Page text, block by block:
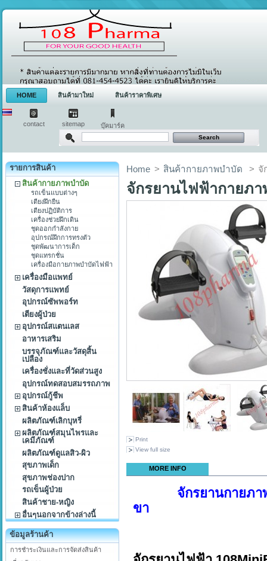
HOME สินค้ามาใหม่ สินค้าราคาพิเศษ
contact sitemap บุ๊คมาร์ค
รายการสินค้า
สินค้ากายภาพบำบัด
รถเข็นแบบต่างๆ
เตียงฝึกยืน
เตียงปฏิบัติการ
เครื่องช่วยฝึกเดิน
ชุดออกกำลังกาย
อุปกรณ์ฝึกการทรงตัว
ชุดพัฒนาการเด็ก
ชุดแทรกชั่น
เครื่องมือกายภาพบำบัดไฟฟ้า
เครื่องมือแพทย์
วัสดุการแพทย์
อุปกรณ์ซัพพอร์ท
เตียงผู้ป่วย
อุปกรณ์สแตนเลส
อาหารเสริม
บรรจุภัณฑ์และวัสดุสิ้น
เปลือง
เครื่องชั่งและที่วัดส่วนสูง
อุปกรณ์ทดสอบสมรรถภาพ
อุปกรณ์กู้ชีพ
สินค้าห้องแล็บ
ผลิตภัณฑ์เลิกบุหรี่
ผลิตภัณฑ์สมุนไพรและ
เคมีภัณฑ์
ผลิตภัณฑ์ดูแลสิว-ผิว
สุขภาพเด็ก
สุขภาพช่องปาก
รถเข็นผู้ป่วย
สินค้าชาย-หญิง
อื่นๆนอกจากข้างล่างนี้
ข้อมูลร้านค้า
การชำระเงินและการจัดส่งสินค้า
Home > สินค้ากายภาพบำบัด > จั
จักรยานไฟฟ้ากายภ
Print
View full size
MORE INFO
จักรยานกายภ
ขา